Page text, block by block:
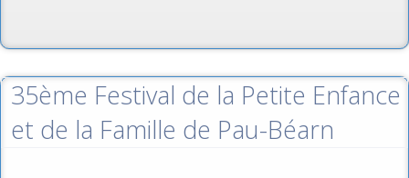
35ème Festival de la Petite Enfance
et de la Famille de Pau-Béarn